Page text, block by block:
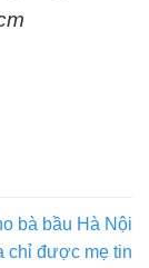
bà bầu Hà Nội
chỉ được mẹ tin